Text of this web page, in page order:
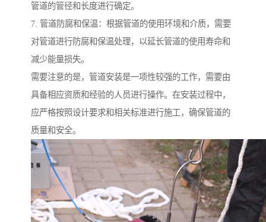
管道的管径和长度进行确定。
7. 管道防腐和保温：根据管道的使用环境和介质，需要
对管道进行防腐和保温处理，以延长管道的使用寿命和
减少能量损失。
需要注意的是，管道安装是一项性较强的工作，需要由
具备相应资质和经验的人员进行操作。在安装过程中，
应严格按照设计要求和相关标准进行施工，确保管道的
质量和安全。